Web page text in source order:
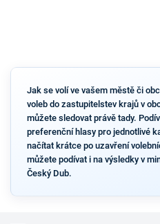
Jak se volí ve vašem městě či
voleb do zastupitelstev krajů v
můžete sledovat právě tady.
preferenční hlasy pro jednotlivé
načítat krátce po uzavření
můžete podívat i na výsledky v
Český Dub.